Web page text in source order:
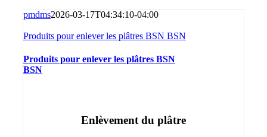
pmdms2026-03-17T04:34:10-04:00
Produits pour enlever les plâtres BSN BSN
Produits pour enlever les plâtres BSN
BSN
Enlèvement du plâtre